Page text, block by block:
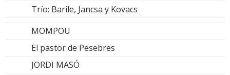
Trío: Barile, Jancsa y Kovacs
MOMPOU
El pastor de Pesebres
JORDI MASÓ